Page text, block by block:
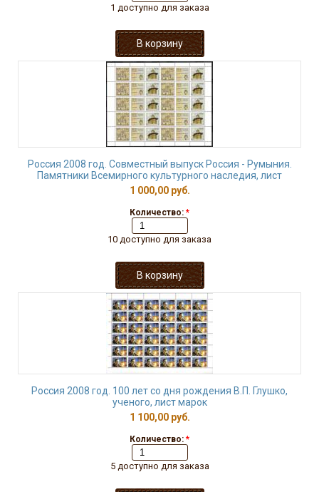
1 доступно для заказа
Россия 2008 год. Совместный выпуск Россия - Румыния.
Памятники Всемирного культурного наследия, лист
1 000,00 руб.
Количество: *
10 доступно для заказа
Россия 2008 год. 100 лет со дня рождения В.П. Глушко,
ученого, лист марок
1 100,00 руб.
Количество: *
5 доступно для заказа